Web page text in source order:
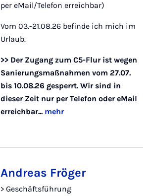
per eMail/Telefon erreichbar)
Vom 03.-21.08.26 befinde ich mich im
Urlaub.
>> Der Zugang zum C5-Flur ist wegen
Sanierungsmaßnahmen vom 27.07.
bis 10.08.26 gesperrt. Wir sind in
dieser Zeit nur per Telefon oder eMail
erreichbar... mehr
Andreas Fröger
> Geschäftsführung